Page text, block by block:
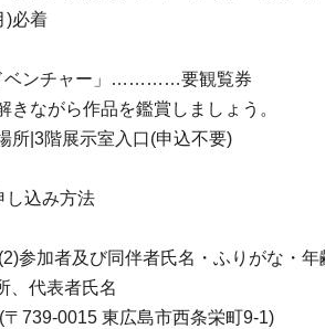
)必着
ベンチャー」…………要観覧券
きながら作品を鑑賞しましょう。
所|3階展示室入口(申込不要)
し込み方法
参加者及び同伴者氏名・ふりがな・
、代表者氏名
739-0015 東広島市西条栄町9-1)